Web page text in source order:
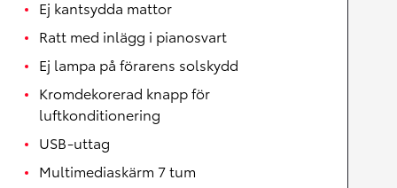
Ej kantsydda mattor
Ratt med inlägg i pianosvart
Ej lampa på förarens solskydd
Kromdekorerad knapp för
luftkonditionering
USB-uttag
Multimediaskärm 7 tum